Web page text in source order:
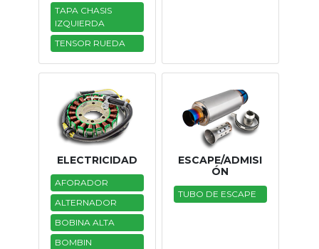
TAPA CHASIS
IZQUIERDA
TENSOR RUEDA
ELECTRICIDAD
AFORADOR
ALTERNADOR
BOBINA ALTA
BOMBIN
ESCAPE/ADMISI
ÓN
TUBO DE ESCAPE